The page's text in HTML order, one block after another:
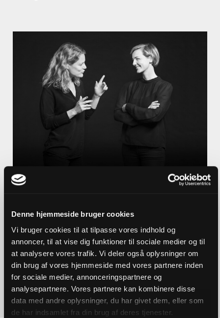
Denne hjemmeside bruger cookies
Vi bruger cookies til at tilpasse vores indhold og
annoncer, til at vise dig funktioner til sociale medier og til
at analysere vores trafik. Vi deler også oplysninger om
din brug af vores hjemmeside med vores partnere inden
for sociale medier, annonceringspartnere og
analysepartnere. Vores partnere kan kombinere disse
data med andre oplysninger, du har givet dem, eller som
de har indsamlet fra din brug af deres tjenester.
Johanne Schmidt til Ida Auken:
relationerne"
To og to om tro. Med politiker Johanne
Schmidt-Nielsen og politiker Ida Auken.
Se flere artikler